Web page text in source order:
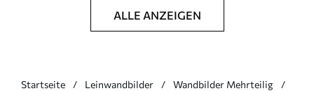
ALLE ANZEIGEN
Startseite Leinwandbilder
Wandbilder Mehrteilig